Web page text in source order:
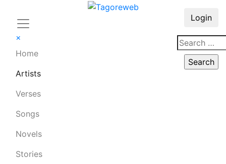
×
Home
Artists
Verses
Songs
Novels
Stories
Login